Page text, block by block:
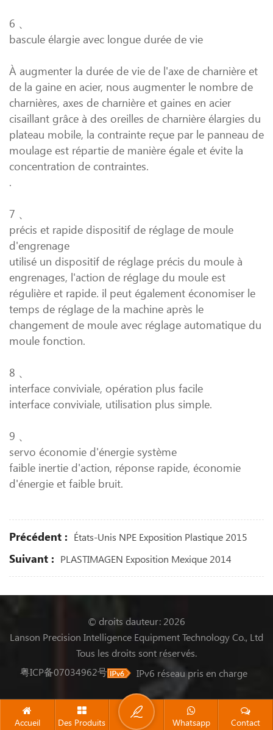
6 、
bascule élargie avec longue durée de vie
À augmenter la durée de vie de l'axe de charnière et
de la gaine en acier, nous augmenter le nombre de
charnières, axes de charnière et gaines en acier
cisaillant grâce à des oreilles de charnière élargies du
plateau mobile, la contrainte reçue par le panneau de
moulage est répartie de manière égale et évite la
concentration de contraintes.
.
7 、
précis et rapide dispositif de réglage de moule
d'engrenage
utilisé un dispositif de réglage précis du moule à
engrenages, l'action de réglage du moule est
régulière et rapide. il peut également économiser le
temps de réglage de la machine après le
changement de moule avec réglage automatique du
moule fonction.
8 、
interface conviviale, opération plus facile
interface conviviale, utilisation plus simple.
9 、
servo économie d'énergie système
faible inertie d'action, réponse rapide, économie
d'énergie et faible bruit.
Précédent : États-Unis NPE Exposition Plastique 2015
Suivant : PLASTIMAGEN Exposition Mexique 2014
© droits dauteur: 2026
Lanson Precision Intelligence Equipment Technology Co., Ltd
Tous les droits sont réservés.
粤ICP备07034962号
IPv6 réseau pris en charge
Accueil Des Produits Whatsapp Contact